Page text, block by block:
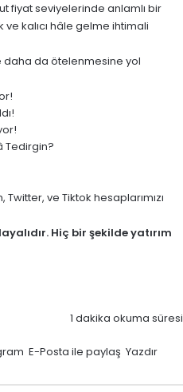
fiyat seviyelerinde anlamlı bir
kalıcı hâle gelme ihtimali
daha da ötelenmesine yol
Tedirgin?
, Twitter, ve Tiktok hesaplarımızı
Hiç bir şekilde yatırım
1 dakika okuma süresi
E-Posta ile paylaş Yazdır